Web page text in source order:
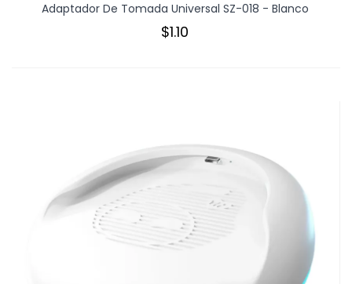
Adaptador De Tomada Universal SZ-018 - Blanco
$1.10